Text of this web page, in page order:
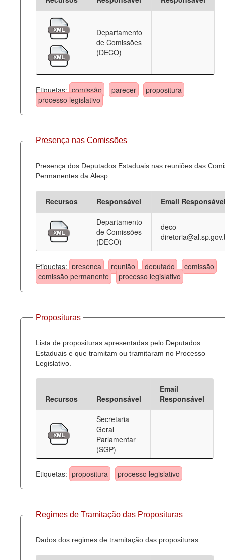
Departamento
de Comissões
(DECO)
Etiquetas: comissão parecer
propositura
processo legislativo
Presença nas Comissões
Presença dos Deputados Estaduais nas reuniões das
Permanentes da Alesp.
Recursos Responsável
Email
Departamento
de Comissões
(DECO)
deco-
Etiquetas: presença reunião deputado
comissão
comissão permanente
processo legislativo
Proposituras
Lista de proposituras apresentadas pelo Deputados
Estaduais e que tramitam ou tramitaram no Processo
Legislativo.
Recursos Responsável
Email
Responsável
Secretaria
Geral
Parlamentar
(SGP)
Etiquetas: propositura processo legislativo
Regimes de Tramitação das Proposituras
Dados dos regimes de tramitação das proposituras.